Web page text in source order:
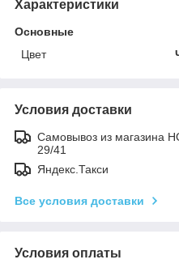
Характеристики
Основные
Цвет
Условия доставки
Самовывоз из магазина
29/41
Яндекс.Такси
Все условия доставки
Условия оплаты